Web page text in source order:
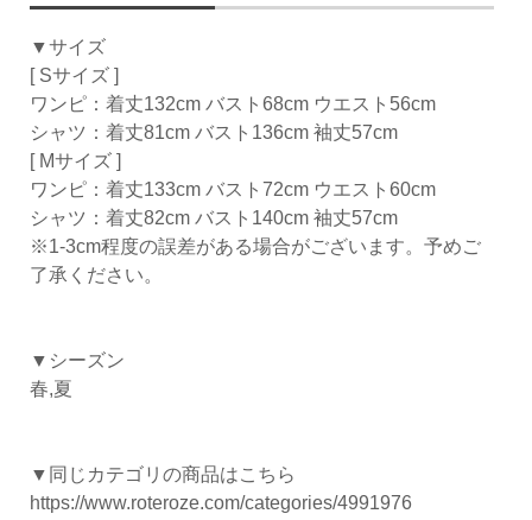
▼サイズ
[ Sサイズ ]
ワンピ：着丈132cm バスト68cm ウエスト56cm
シャツ：着丈81cm バスト136cm 袖丈57cm
[ Mサイズ ]
ワンピ：着丈133cm バスト72cm ウエスト60cm
シャツ：着丈82cm バスト140cm 袖丈57cm
※1-3cm程度の誤差がある場合がございます。予めご
了承ください。
▼シーズン
春,夏
▼同じカテゴリの商品はこちら
https://www.roteroze.com/categories/4991976